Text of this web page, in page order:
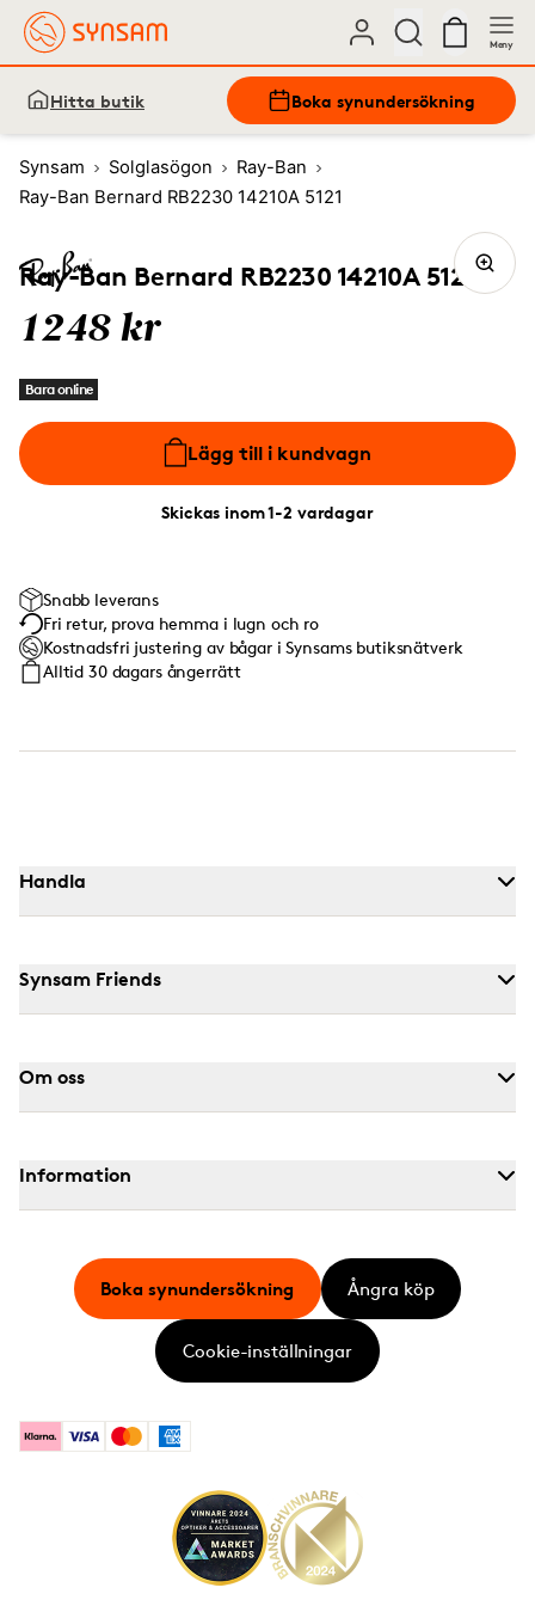
Meny
Hitta butik Boka synundersökning
Synsam Solglasögon
Ray-Ban
Ray-Ban Bernard RB2230 14210A 5121
Ray-Ban Bernard RB2230 14210A 5121
1248 kr
Bara online
Lägg till i kundvagn
Skickas inom 1-2 vardagar
Snabb leverans
Fri retur, prova hemma i lugn och ro
Kostnadsfri justering av bågar i Synsams butiksnätverk
Alltid 30 dagars ångerrätt
Handla
Synsam Friends
Om oss
Information
KlarnaVisa MastercardAmerican Express
Boka synundersökning Ångra köp
Cookie-inställningar